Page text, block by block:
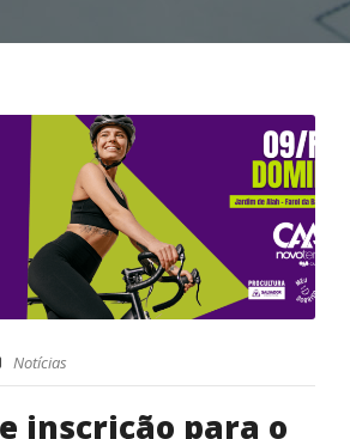
Notícias
inscrição para o